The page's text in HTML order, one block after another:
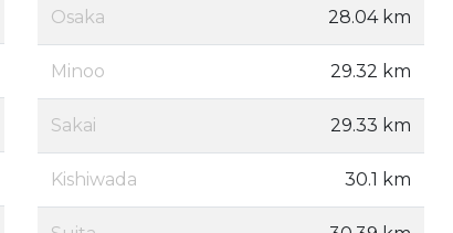
Osaka 28.04 km
Minoo 29.32 km
Sakai 29.33 km
Kishiwada 30.1 km